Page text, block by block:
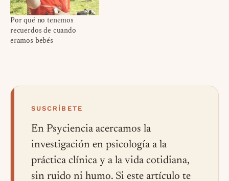
Por qué no tenemos
recuerdos de cuando
eramos bebés
SUSCRÍBETE
En Psyciencia acercamos la
investigación en psicología a la
práctica clínica y a la vida cotidiana,
sin ruido ni humo. Si este artículo te